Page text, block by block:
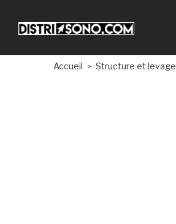
Accueil Structure et levage